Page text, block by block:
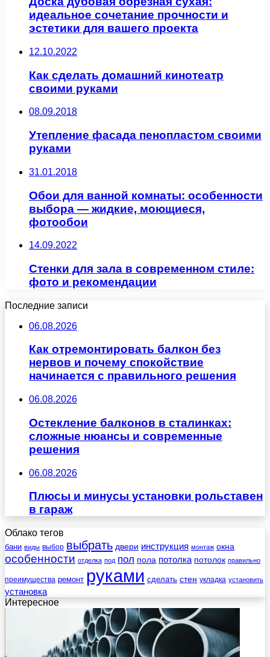
идеальное сочетание прочности и
эстетики для вашего проекта
12.10.2022
Как сделать домашний кинотеатр
своими руками
08.09.2018
Утепление фасада пенопластом своими
руками
31.01.2018
Обои для ванной комнаты: особенности
выбора — жидкие, моющиеся,
фотообои
14.09.2022
Стенки для зала в современном стиле:
фото и рекомендации
Последние записи
06.08.2026
Как отремонтировать балкон без
нервов и почему спокойствие
начинается с правильного решения
06.08.2026
Остекление балконов в сталинках:
сложные нюансы и современные
решения
06.08.2026
Плюсы и минусы установки рольставен
в гараж
Облако тегов
бани виды выбор выбрать двери инструкция монтаж окна
особенности отделка под пол пола потолка потолок правильно
преимущества ремонт руками сделать стен укладка установить
установка
Интересное